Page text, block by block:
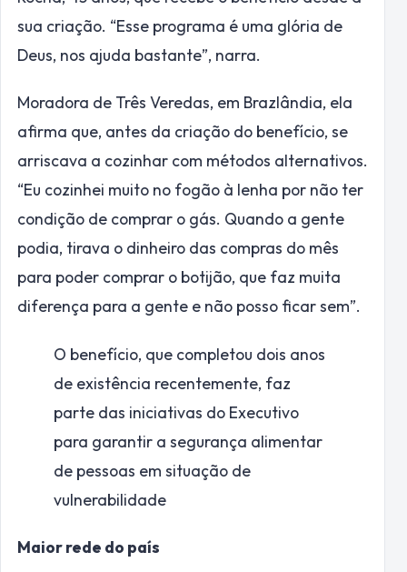
sua criação. “Esse programa é uma glória de
Deus, nos ajuda bastante”, narra.
Moradora de Três Veredas, em Brazlândia, ela
afirma que, antes da criação do benefício, se
arriscava a cozinhar com métodos alternativos.
“Eu cozinhei muito no fogão à lenha por não ter
condição de comprar o gás. Quando a gente
podia, tirava o dinheiro das compras do mês
para poder comprar o botijão, que faz muita
diferença para a gente e não posso ficar sem”.
O benefício, que completou dois anos
de existência recentemente, faz
parte das iniciativas do Executivo
para garantir a segurança alimentar
de pessoas em situação de
vulnerabilidade
Maior rede do país